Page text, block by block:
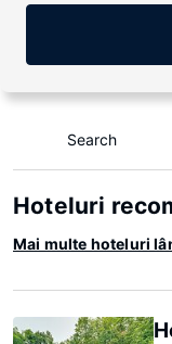
Search
Hoteluri
Mai multe hoteluri